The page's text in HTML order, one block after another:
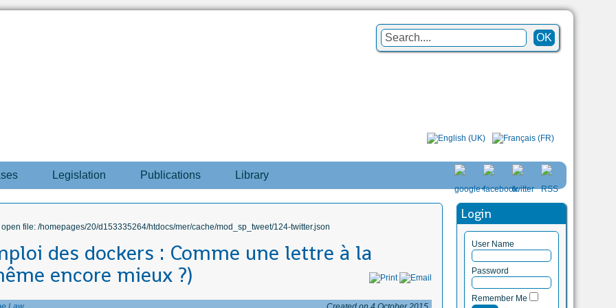
Legislation Publications Library
Login
User Name
Password
Remember Me
file: /homepages/20/d153335264/htdocs/mer/cache/mod_sp_tweet/124-twitter.json
des dockers : Comme une lettre à la
encore mieux ?)